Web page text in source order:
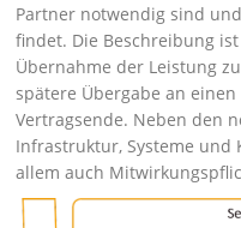
Partner notwendig sind
findet. Die Beschreibung
Übernahme der Leistung
spätere Übergabe an
Vertragsende. Neben den
Infrastruktur, Systeme und
allem auch